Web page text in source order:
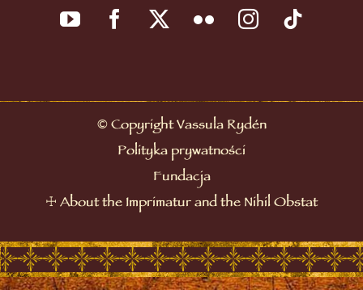
©Copyright Vassula Rydén
Polityka prywatności
Fundacja
☩ About the Imprimatur and the Nihil Obstat